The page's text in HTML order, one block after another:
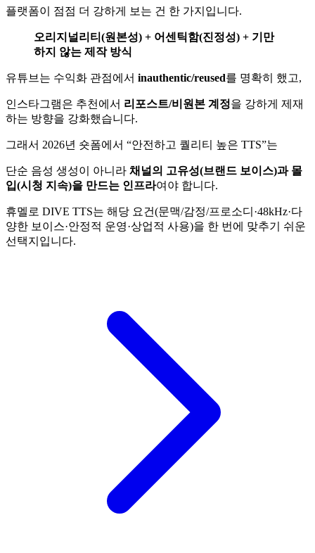
플랫폼이 점점 더 강하게 보는 건 한 가지입니다.
오리지널리티(원본성) + 어센틱함(진정성) + 기만
하지 않는 제작 방식
유튜브는 수익화 관점에서 inauthentic/reused를 명확히 했고,
인스타그램은 추천에서 리포스트/비원본 계정을 강하게 제재
하는 방향을 강화했습니다.
그래서 2026년 숏폼에서 “안전하고 퀄리티 높은 TTS”는
단순 음성 생성이 아니라 채널의 고유성(브랜드 보이스)과 몰
입(시청 지속)을 만드는 인프라여야 합니다.
휴멜로 DIVE TTS는 해당 요건(문맥/감정/프로소디·48kHz·다
양한 보이스·안정적 운영·상업적 사용)을 한 번에 맞추기 쉬운
선택지입니다.